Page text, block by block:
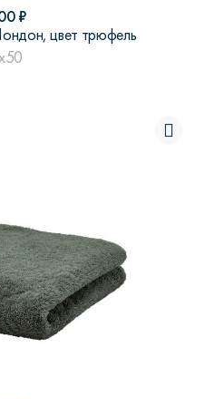
₽
цвет трюфель